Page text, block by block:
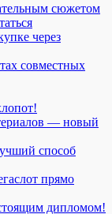
сюжетом
через
совместных
— новый
способ
прямо
дипломом!